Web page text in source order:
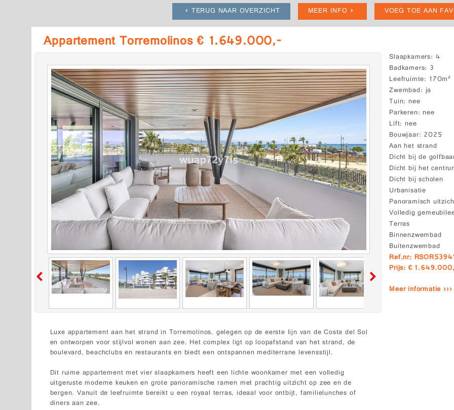
TERUG NAAR OVERZICHT
MEER INFO VOEG TOE AAN
Appartement Torremolinos € 1.649.000,-
Slaapkamers 4
Badkamers 3
Leefruimte 170m²
Zwembad ja
Tuin nee
Parkeren nee
Lift nee
Bouwjaar 2025
Aan het strand
Dicht bij de
Dicht bij het
Dicht bij scholen
Urbanisatie
Panoramisch
Volledig
Terras
Binnenzwembad
Buitenzwembad
Ref.nr:
Prijs: €
Meer informatie ›››
Luxe appartement aan het strand in Torremolinos, gelegen op de eerste lijn van de Costa del Sol
en ontworpen voor stijlvol wonen aan zee. Het complex ligt op loopafstand van het strand, de
boulevard, beachclubs en restaurants en biedt een ontspannen mediterrane levensstijl.
Dit ruime appartement met vier slaapkamers heeft een lichte woonkamer met een volledig
uitgeruste moderne keuken en grote panoramische ramen met prachtig uitzicht op zee en de
bergen. Vanuit de leefruimte bereikt u een royaal terras, ideaal voor ontbijt, familielunches of
diners aan zee.